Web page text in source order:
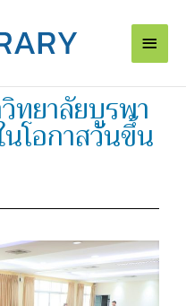
Main
ทยาลัยบูรพา
โอกาสวันขึ้น